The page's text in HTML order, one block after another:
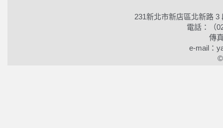
231新北市新店區北新路
電話：（
傳
e-mail：